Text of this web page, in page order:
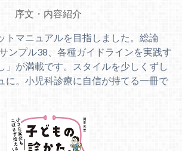
序文 ・ 内容紹介
トマニュアルを目指しました。総論
ンプル38、各種ガイドラインを実践す
」が満載です。スタイルを少しくずし
に。小児科診療に自信が持てる一冊で